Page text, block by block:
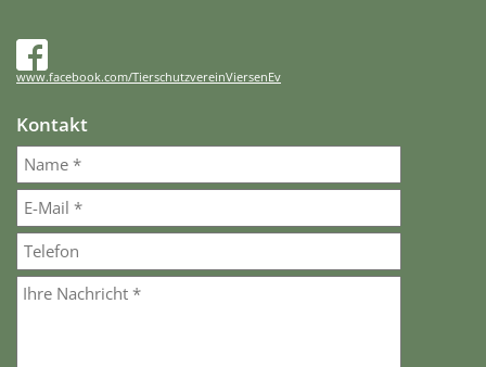
www.facebook.com/TierschutzvereinViersenEv
Kontakt